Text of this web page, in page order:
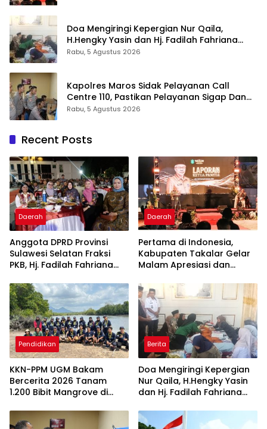
Doa Mengiringi Kepergian Nur Qaila,
H.Hengky Yasin dan Hj. Fadilah Fahriana
Hadir Menguatkan Keluarga
Rabu, 5 Agustus 2026
Kapolres Maros Sidak Pelayanan Call
Centre 110, Pastikan Pelayanan Sigap Dan
Humanis
Rabu, 5 Agustus 2026
Recent Posts
Daerah
Anggota DPRD Provinsi
Sulawesi Selatan Fraksi
PKB, Hj. Fadilah Fahriana
Takalar Menyalakan
Lentera Pengabdian
Melalui Malam Apresiasi
dan Inovasi Award 2026
Daerah
Pertama di Indonesia,
Kabupaten Takalar Gelar
Malam Apresiasi dan
Panggung Penghargaan
bagi Pelayan Publik
Berprestasi
Pendidikan
KKN-PPM UGM Bakam
Bercerita 2026 Tanam
1.200 Bibit Mangrove di
Berita
Doa Mengiringi Kepergian
Nur Qaila, H.Hengky Yasin
dan Hj. Fadilah Fahriana
Keluarga